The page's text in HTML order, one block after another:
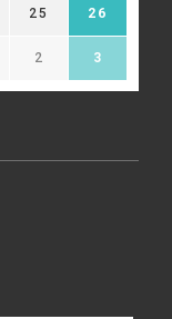
25 26
2 3